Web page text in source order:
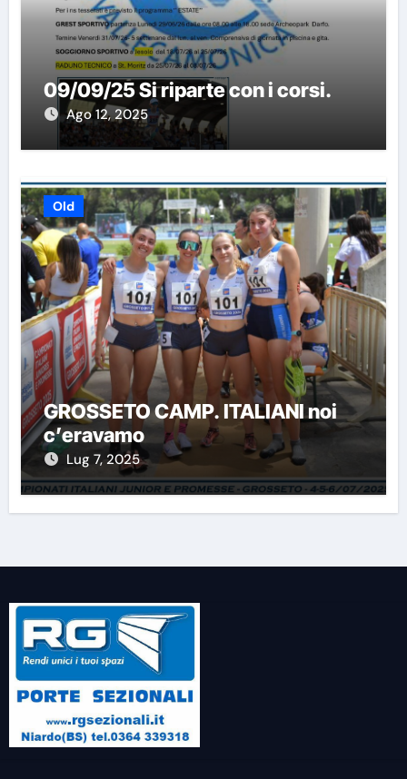
09/09/25 Si riparte con i corsi.
Ago 12, 2025
Old
GROSSETO CAMP. ITALIANI noi
c’eravamo
Lug 7, 2025